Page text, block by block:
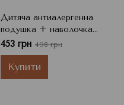
Дитяча антиалергенна
подушка + наволочка
Малюк Billerbeck, Білий,
40x50 см, 250 г
453 грн 498 грн
Купити